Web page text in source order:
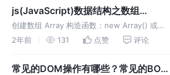
一种高效的数据结构，只能在栈顶进行添加或删
除操作，操作速度较快。
js(JavaScript)数据结构之数组
（Array）
创建数组 Array 构造函数：new Array() 或
new Array(1, 2, 3)，需要 new 关键字 方括号
组
2年前 131 点赞 评论
常见的DOM操作有哪些？常见的BOM